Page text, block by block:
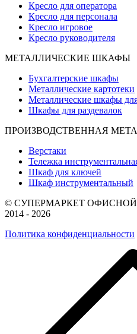
Кресло для оператора
Кресло для персонала
Кресло игровое
Кресло руководителя
МЕТАЛЛИЧЕСКИЕ ШКАФЫ
Бухгалтерские шкафы
Металлические картотеки
Металлические шкафы
Шкафы для раздевалок
ПРОИЗВОДСТВЕННАЯ
Верстаки
Тележка
Шкаф для ключей
Шкаф инструментальный
© СУПЕРМАРКЕТ
2014 - 2026
Политика конфиденциальности